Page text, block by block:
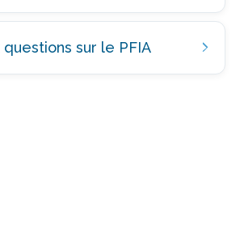
questions sur le PFIA